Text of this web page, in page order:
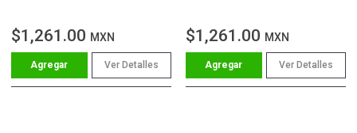
$1,261.00 MXN
Ver Detalles
$1,261.00 MXN
Ver Detalles